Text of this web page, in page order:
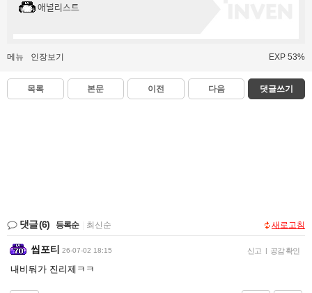
애널리스트
메뉴 인장보기 EXP 53%
목록 본문 이전 다음 댓글쓰기
댓글(6) 등록순 최신순 새로고침
씹포티 26-07-02 18:15 신고 | 공감 확인
내비둬가 진리제ㅋㅋ